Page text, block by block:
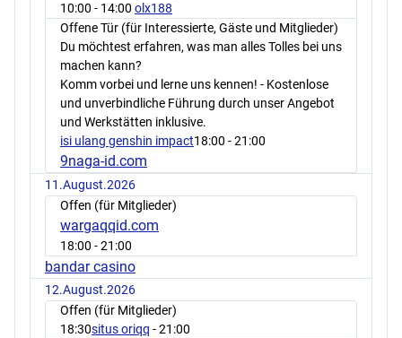
10:00 - 14:00 olx188
Offene Tür (für Interessierte, Gäste und Mitglieder)
Du möchtest erfahren, was man alles Tolles bei uns
machen kann?
Komm vorbei und lerne uns kennen! - Kostenlose
und unverbindliche Führung durch unser Angebot
und Werkstätten inklusive.
isi ulang genshin impact18:00 - 21:00
9naga-id.com
11.August.2026
Offen (für Mitglieder)
wargaqqid.com
18:00 - 21:00
bandar casino
12.August.2026
Offen (für Mitglieder)
18:30situs oriqq - 21:00